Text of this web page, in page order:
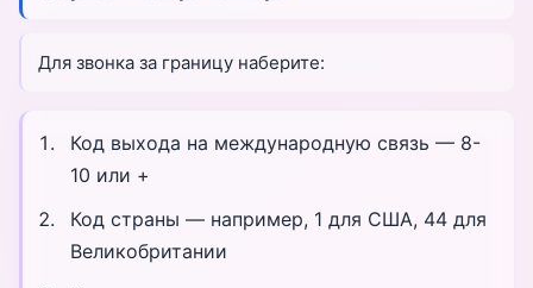
Для звонка за границу наберите:
Код выхода на международную связь — 8-
10 или +
Код страны — например, 1 для США, 44 для
Великобритании